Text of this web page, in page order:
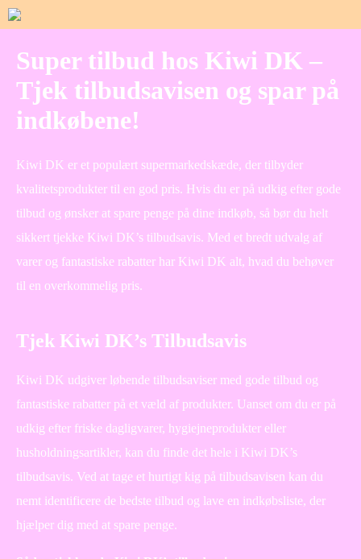
Super tilbud hos Kiwi DK –
Tjek tilbudsavisen og spar på
indkøbene!
Kiwi DK er et populært supermarkedskæde, der tilbyder
kvalitetsprodukter til en god pris. Hvis du er på udkig efter gode
tilbud og ønsker at spare penge på dine indkøb, så bør du helt
sikkert tjekke Kiwi DK’s tilbudsavis. Med et bredt udvalg af
varer og fantastiske rabatter har Kiwi DK alt, hvad du behøver
til en overkommelig pris.
Tjek Kiwi DK’s Tilbudsavis
Kiwi DK udgiver løbende tilbudsaviser med gode tilbud og
fantastiske rabatter på et væld af produkter. Uanset om du er på
udkig efter friske dagligvarer, hygiejneprodukter eller
husholdningsartikler, kan du finde det hele i Kiwi DK’s
tilbudsavis. Ved at tage et hurtigt kig på tilbudsavisen kan du
nemt identificere de bedste tilbud og lave en indkøbsliste, der
hjælper dig med at spare penge.